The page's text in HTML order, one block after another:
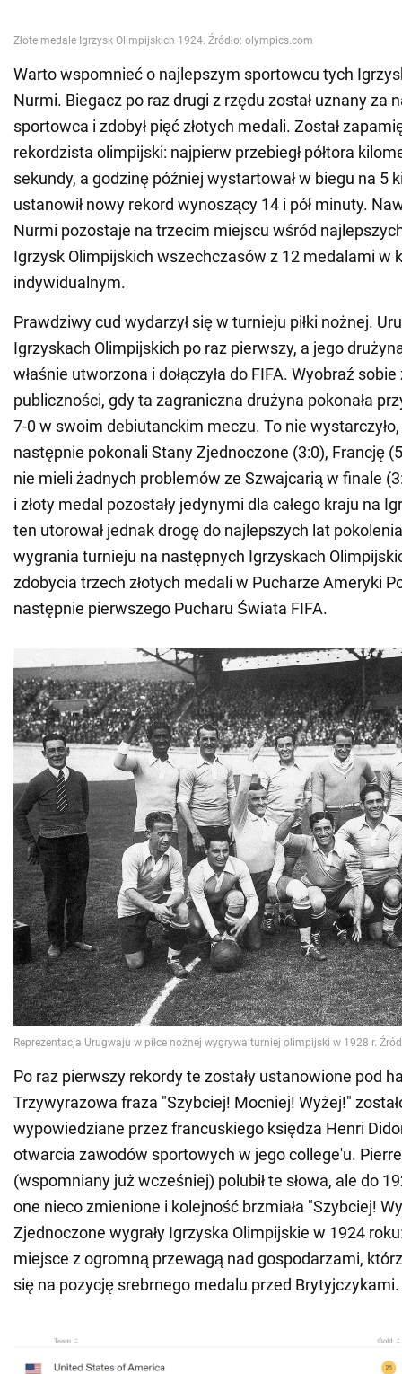
Warto wspomnieć o najlepszym sportowcu tych
Nurmi. Biegacz po raz drugi z rzędu został uznany za
sportowca i zdobył pięć złotych medali. Został
rekordzista olimpijski: najpierw przebiegł półtora
sekundy, a godzinę później wystartował w biegu na 5
ustanowił nowy rekord wynoszący 14 i pół minuty.
Nurmi pozostaje na trzecim miejscu wśród
Igrzysk Olimpijskich wszechczasów z 12 medalami w
indywidualnym.
Prawdziwy cud wydarzył się w turnieju piłki nożnej.
Igrzyskach Olimpijskich po raz pierwszy, a jego
właśnie utworzona i dołączyła do FIFA. Wyobraź
publiczności, gdy ta zagraniczna drużyna pokonała
7-0 w swoim debiutanckim meczu. To nie
następnie pokonali Stany Zjednoczone (3:0), Francję
nie mieli żadnych problemów ze Szwajcarią w finale
i złoty medal pozostały jedynymi dla całego kraju na
ten utorował jednak drogę do najlepszych lat
wygrania turnieju na następnych Igrzyskach
zdobycia trzech złotych medali w Pucharze Ameryki
następnie pierwszego Pucharu Świata FIFA.
Po raz pierwszy rekordy te zostały ustanowione pod
Trzywyrazowa fraza "Szybciej! Mocniej! Wyżej!"
wypowiedziane przez francuskiego księdza Henri
otwarcia zawodów sportowych w jego college'u.
(wspomniany już wcześniej) polubił te słowa, ale do
one nieco zmienione i kolejność brzmiała "Szybciej!
Zjednoczone wygrały Igrzyska Olimpijskie w 1924
miejsce z ogromną przewagą nad gospodarzami,
się na pozycję srebrnego medalu przed Brytyjczykami.